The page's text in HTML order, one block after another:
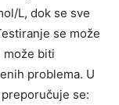
L, dok se sve
se može
može biti
problema. U
se: